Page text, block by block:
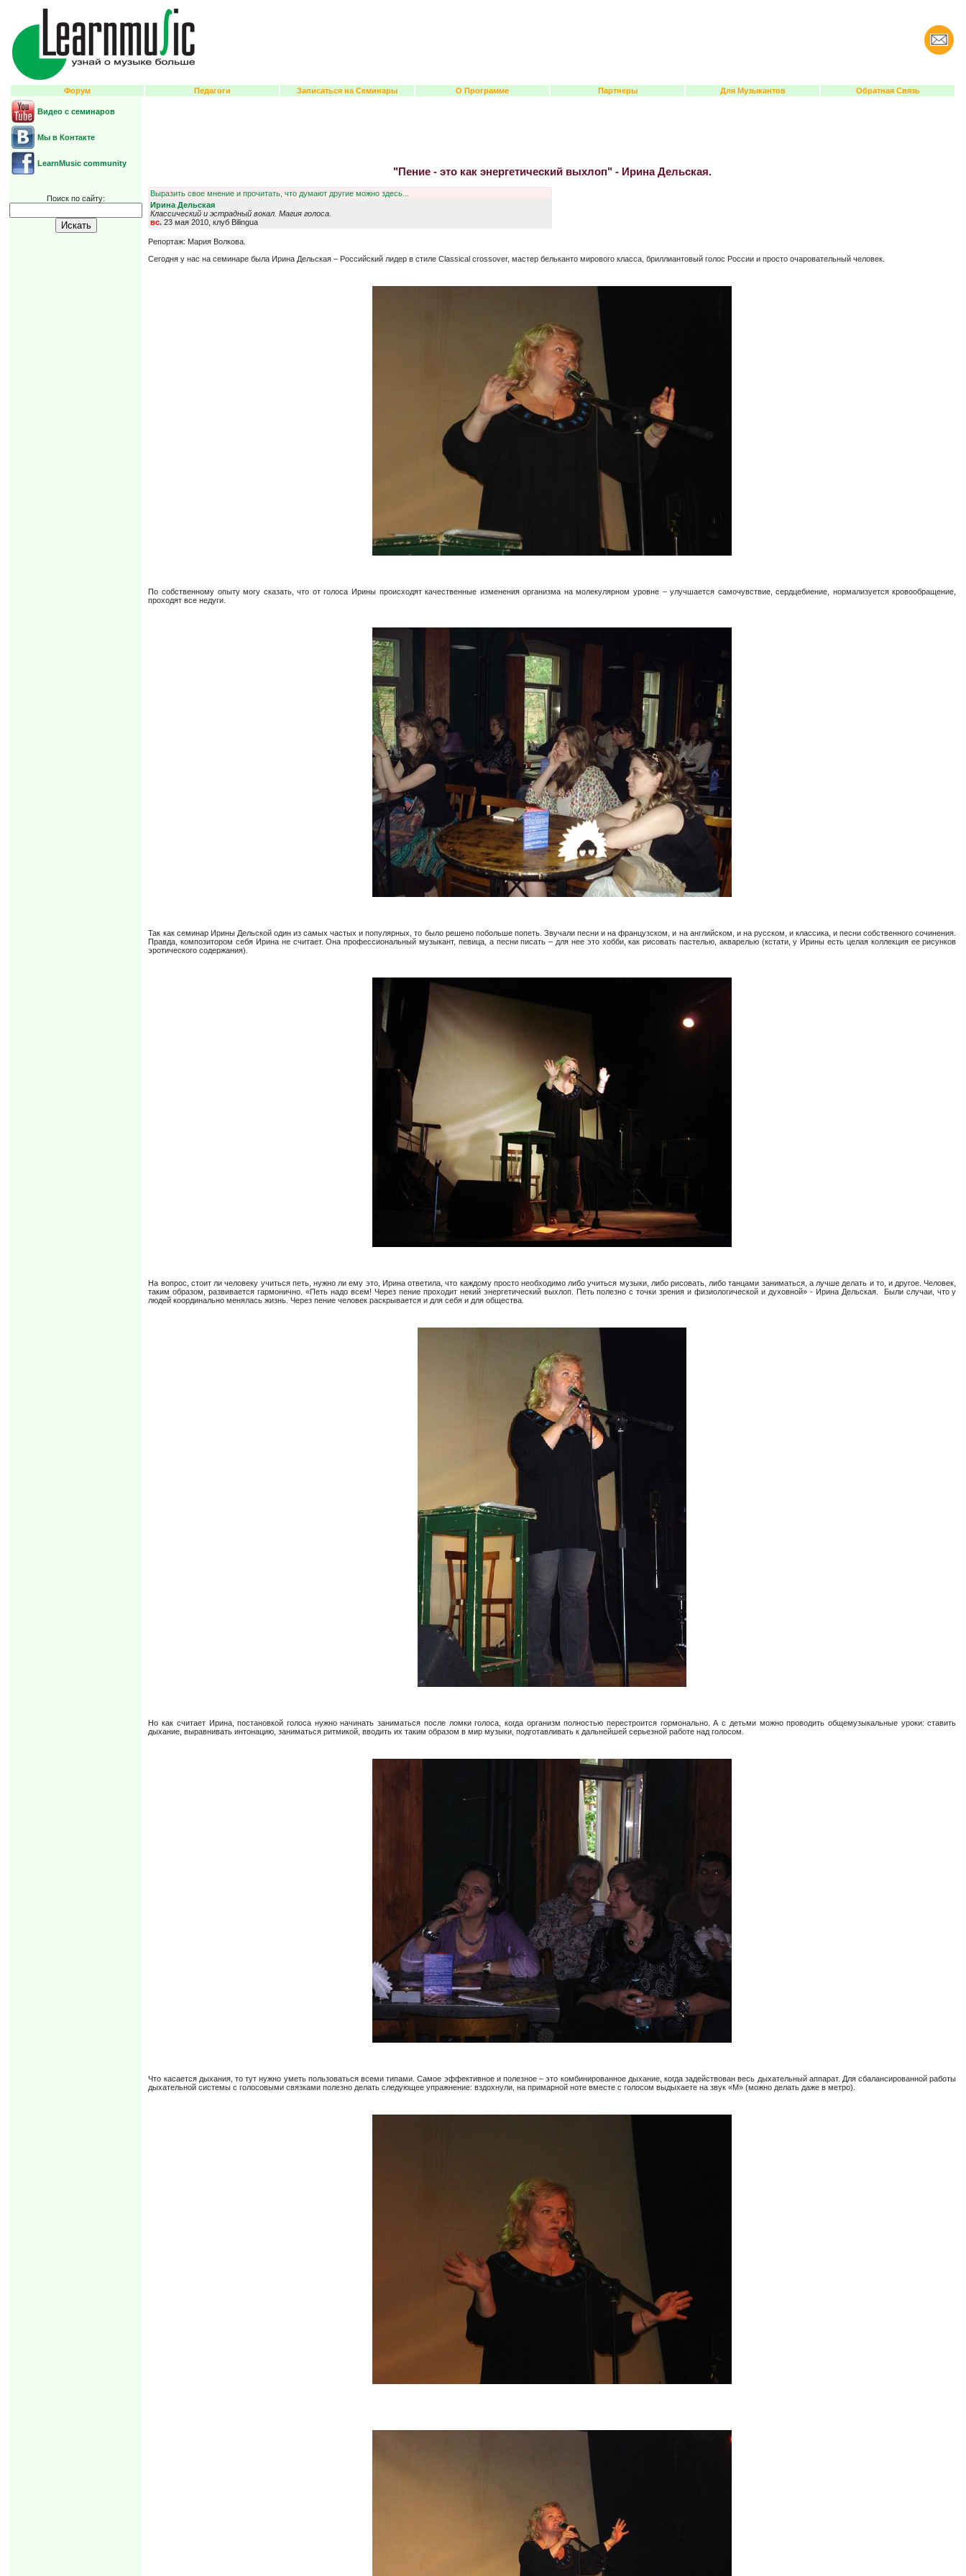
Форум Педагоги Записаться на Семинары О Программе Партнеры Для Музыкантов Обратная Связь
Видео с семинаров
Мы в Контакте
LearnMusic community
Поиск по сайту:
"Пение - это как энергетический выхлоп" - Ирина Дельская.
Выразить свое мнение и прочитать, что думают другие можно здесь...
Ирина Дельская
Классический и эстрадный вокал. Магия голоса.
вс. 23 мая 2010, клуб Bilingua
Репортаж: Мария Волкова.
Сегодня у нас на семинаре была Ирина Дельская – Российский лидер в стиле Classical crossover, мастер бельканто мирового класса, бриллиантовый голос России и просто очаровательный человек.
По собственному опыту могу сказать, что от голоса Ирины происходят качественные изменения организма на молекулярном уровне – улучшается самочувствие, сердцебиение, нормализуется кровообращение,
проходят все недуги.
Так как семинар Ирины Дельской один из самых частых и популярных, то было решено побольше попеть. Звучали песни и на французском, и на английском, и на русском, и классика, и песни собственного сочинения.
Правда, композитором себя Ирина не считает. Она профессиональный музыкант, певица, а песни писать – для нее это хобби, как рисовать пастелью, акварелью (кстати, у Ирины есть целая коллекция ее рисунков
эротического содержания).
На вопрос, стоит ли человеку учиться петь, нужно ли ему это, Ирина ответила, что каждому просто необходимо либо учиться музыки, либо рисовать, либо танцами заниматься, а лучше делать и то, и другое. Человек,
таким образом, развивается гармонично. «Петь надо всем! Через пение проходит некий энергетический выхлоп. Петь полезно с точки зрения и физиологической и духовной» - Ирина Дельская. Были случаи, что у
людей координально менялась жизнь. Через пение человек раскрывается и для себя и для общества.
Но как считает Ирина, постановкой голоса нужно начинать заниматься после ломки голоса, когда организм полностью перестроится гормонально. А с детьми можно проводить общемузыкальные уроки: ставить
дыхание, выравнивать интонацию, заниматься ритмикой, вводить их таким образом в мир музыки, подготавливать к дальнейшей серьезной работе над голосом.
Что касается дыхания, то тут нужно уметь пользоваться всеми типами. Самое эффективное и полезное – это комбинированное дыхание, когда задействован весь дыхательный аппарат. Для сбалансированной работы
дыхательной системы с голосовыми связками полезно делать следующее упражнение: вздохнули, на примарной ноте вместе с голосом выдыхаете на звук «М» (можно делать даже в метро).